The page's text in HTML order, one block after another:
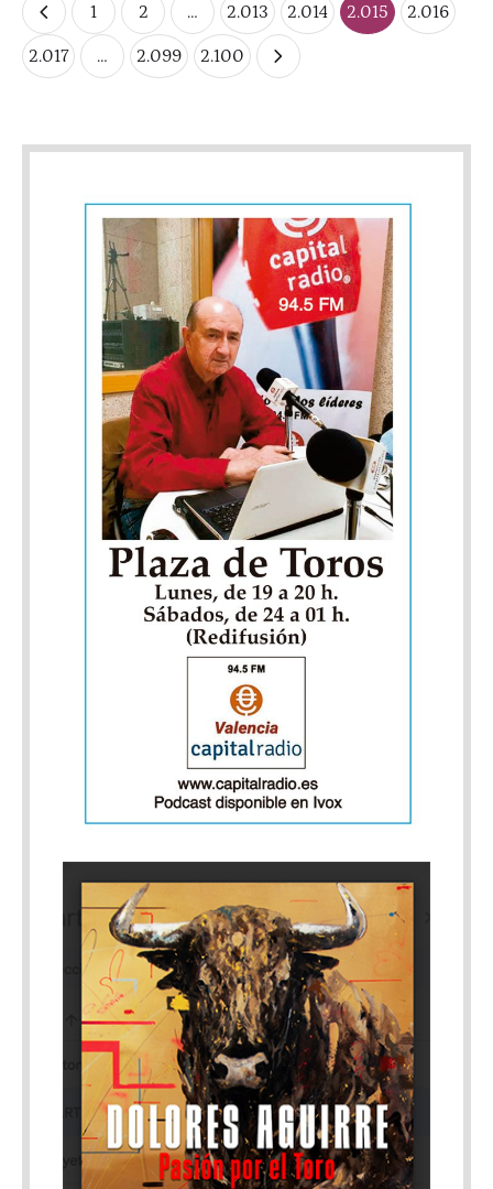
1 2 … 2.013 2.014 2.015 2.016
2.017 … 2.099 2.100